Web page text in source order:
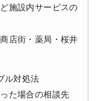
施設内サービスの
店街・薬局・桜井
ル対処法
た場合の相談先